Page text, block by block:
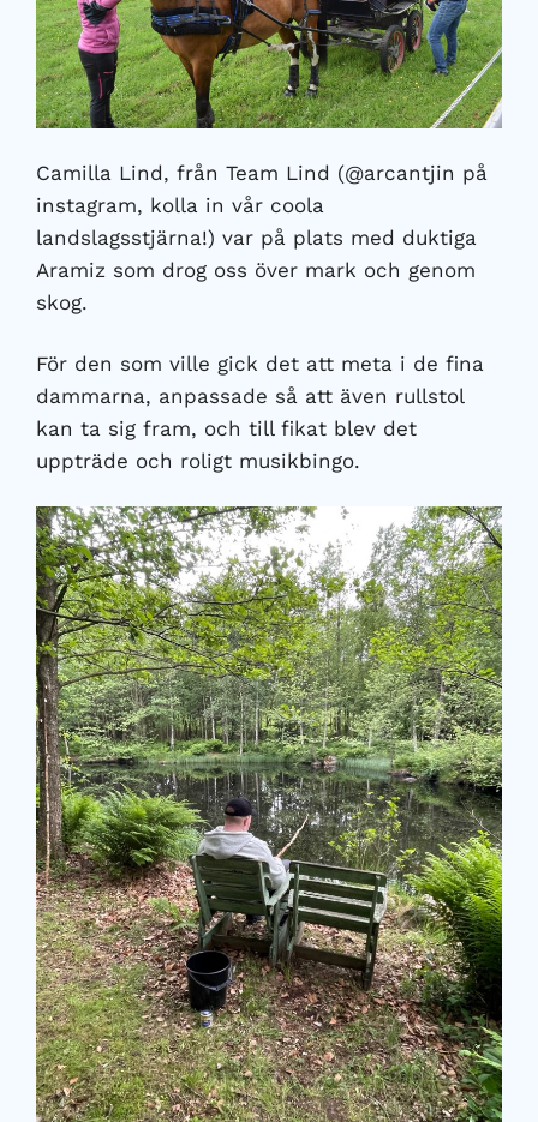
Camilla Lind, från Team Lind (@arcantjin på
instagram, kolla in vår coola
landslagsstjärna!) var på plats med duktiga
Aramiz som drog oss över mark och genom
skog.
För den som ville gick det att meta i de fina
dammarna, anpassade så att även rullstol
kan ta sig fram, och till fikat blev det
uppträde och roligt musikbingo.